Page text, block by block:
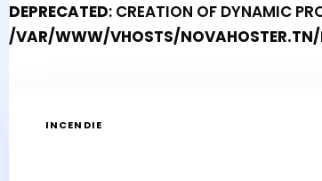
DEPRECATED: CREATION OF DYNAMIC
/VAR/WWW/VHOSTS/
INCENDIE